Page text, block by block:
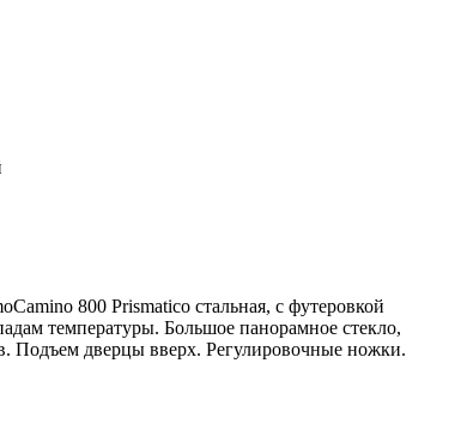
800 Prismatico стальная, с футеровкой
температуры. Большое панорамное стекло,
Подъем дверцы вверх. Регулировочные ножки.